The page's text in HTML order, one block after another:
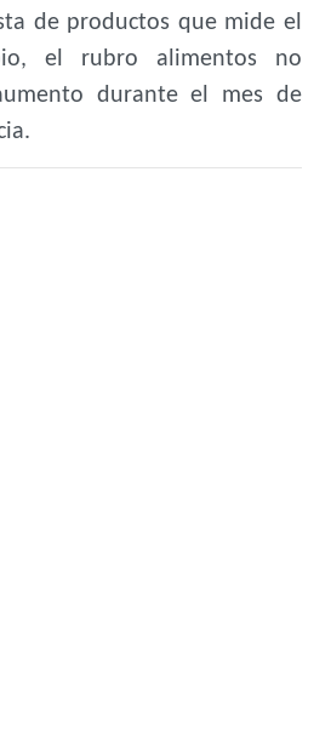
de productos que mide el
el rubro alimentos no
durante el mes de